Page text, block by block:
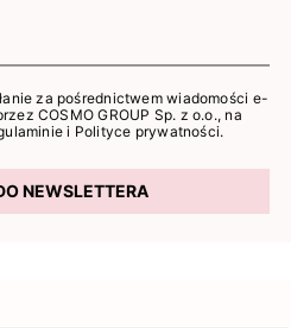
za pośrednictwem wiadomości e-
COSMO GROUP Sp. z o.o., na
i Polityce prywatności.
NEWSLETTERA